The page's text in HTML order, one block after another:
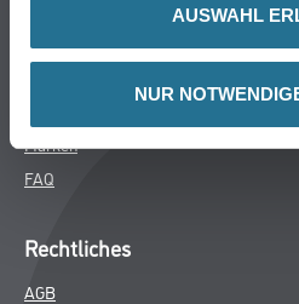
AUSWAHL
NUR
Aktuelles
Marken
FAQ
Rechtliches
AGB